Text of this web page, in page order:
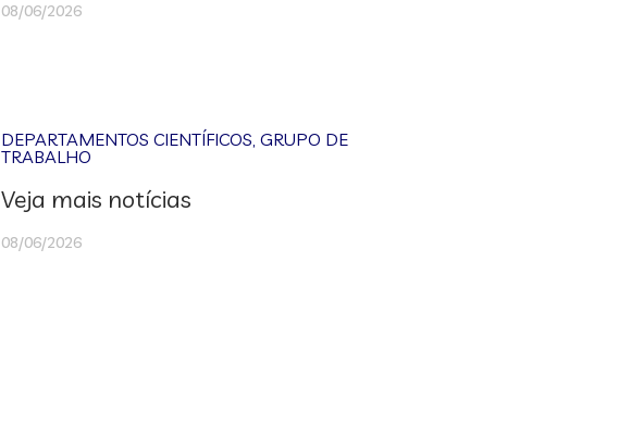
08/06/2026
DEPARTAMENTOS CIENTÍFICOS,GRUPO DE
TRABALHO
Veja mais notícias
08/06/2026